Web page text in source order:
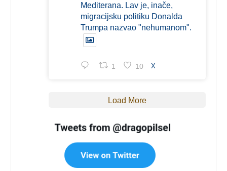
Mediterana. Lav je, inače,
migracijsku politiku Donalda
Trumpa nazvao "nehumanom".
1 10 X
Load More